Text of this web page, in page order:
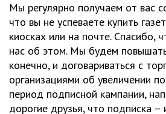
Мы регулярно получаем от вас
что вы не успеваете купить
киосках или на почте. Спасибо,
нас об этом. Мы будем
конечно, и договариваться с
организациями об увеличении
период подписной кампании,
дорогие друзья, что подписка –